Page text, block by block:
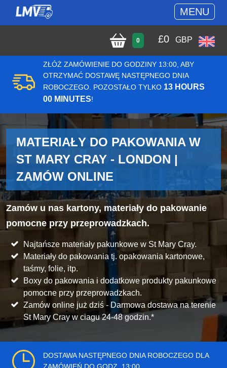
MENU
0 £0 GBP
ZŁÓŻ ZAMÓWIENIE DO GODZINY 13:00, ABY
OTRZYMAĆ DOSTAWĘ NASTĘPNEGO DNIA
ROBOCZEGO. POZOSTAŁO TYLKO 13 HOURS
00 MINUTES!
MATERIAŁY DO PAKOWANIA W
ST MARY CRAY - LONDON |
ZAMÓW ONLINE
Zamów u nas kartony, materiały do pakowanie
pomocne przy przeprowadzkach.
Najtańsze materiały pakunkowe w St Mary Cray.
Materiały do pakowania tj. opakowania kartonowe,
taśmy, folie, itp.
Boxy do pakowania i dodatkowe produkty pakunkowe
pomocne przy przeprowadzkach.
Zamów online już dziś - Darmowa dostawa na terenie
St Mary Cray w ciagu 24-48 godzin.*
DOSTAWA NASTĘPNEGO DNIA ROBOCZEGO DLA